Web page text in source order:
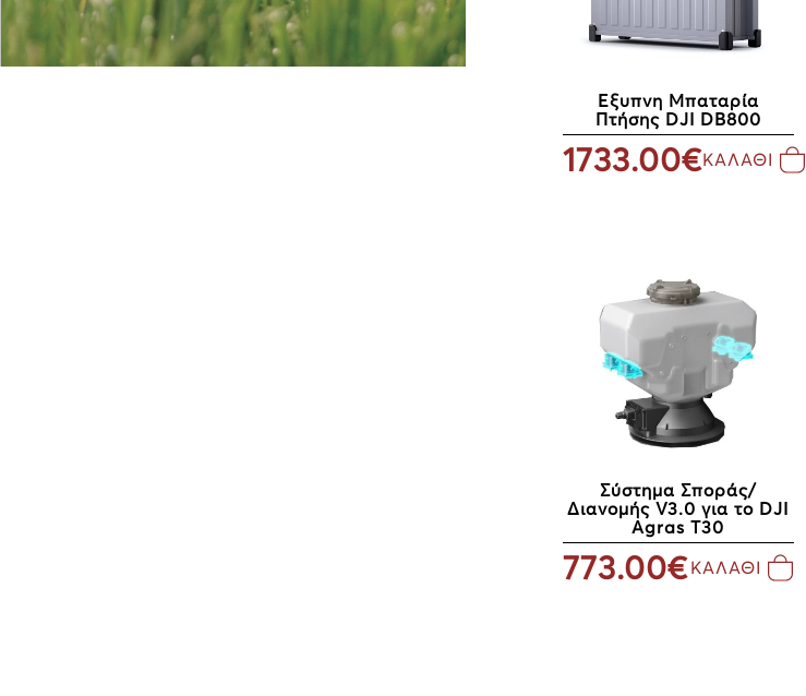
Εξυπνη Μπαταρία
Πτήσης DJI DB800
1733.00€ΚΑΛΑΘΙ
Σύστημα Σποράς/
Διανομής V3.0 για το DJI
Agras T30
773.00€ΚΑΛΑΘΙ